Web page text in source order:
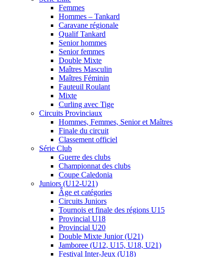
Femmes
Hommes – Tankard
Caravane régionale
Qualif Tankard
Senior hommes
Senior femmes
Double Mixte
Maîtres Masculin
Maîtres Féminin
Fauteuil Roulant
Mixte
Curling avec Tige
Circuits Provinciaux
Hommes, Femmes, Senior et Maîtres
Finale du circuit
Classement officiel
Série Club
Guerre des clubs
Championnat des clubs
Coupe Caledonia
Juniors (U12-U21)
Âge et catégories
Circuits Juniors
Tournois et finale des régions U15
Provincial U18
Provincial U20
Double Mixte Junior (U21)
Jamboree (U12, U15, U18, U21)
Festival Inter-Jeux (U18)